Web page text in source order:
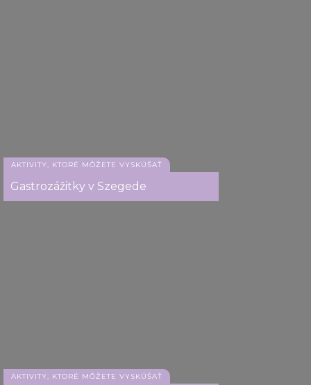
Centrálna tržnica, Budapešť
AKTIVITY, KTORÉ MÔŽETE VYSKÚŠAŤ
Gastrozážitky v Szegede
AKTIVITY, KTORÉ MÔŽETE VYSKÚŠAŤ